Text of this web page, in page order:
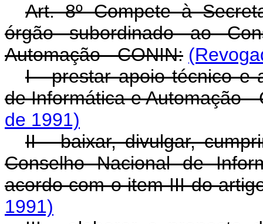
Art. 8º Compete à
órgão subordinado ao
Automação - CONIN:
I - prestar apoio técnico e
de Informática e Automação -
de 1991)
II - baixar, divulgar,
Conselho Nacional de
acordo com o item III do
1991)